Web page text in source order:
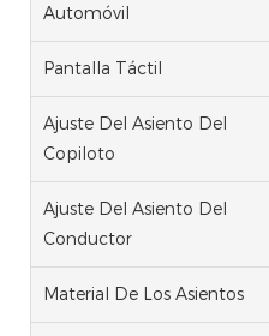
Automóvil
Pantalla Táctil
Ajuste Del Asiento Del
Copiloto
Ajuste Del Asiento Del
Conductor
Material De Los Asientos